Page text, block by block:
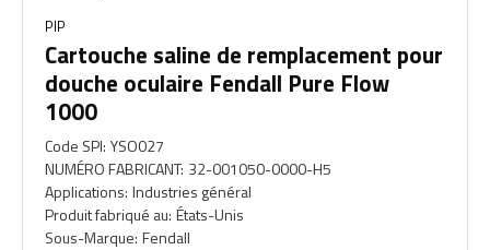
PIP
Cartouche saline de remplacement pour
douche oculaire Fendall Pure Flow
1000
Code SPI: YSO027
NUMÉRO FABRICANT: 32-001050-0000-H5
Applications: Industries général
Produit fabriqué au: États-Unis
Sous-Marque: Fendall